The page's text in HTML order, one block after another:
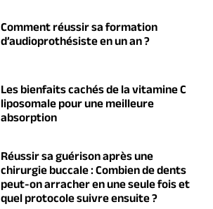
Comment réussir sa formation
d’audioprothésiste en un an ?
Les bienfaits cachés de la vitamine C
liposomale pour une meilleure
absorption
Réussir sa guérison après une
chirurgie buccale : Combien de dents
peut-on arracher en une seule fois et
quel protocole suivre ensuite ?